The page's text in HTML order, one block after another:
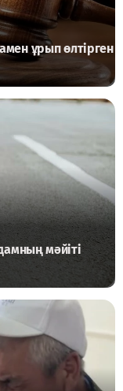
ұрып өлтірген
мәйіті